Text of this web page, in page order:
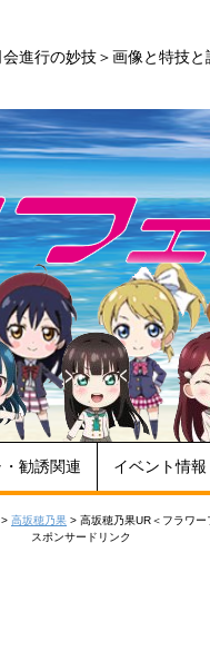
進行の妙技＞画像と特技
・勧誘関連 イベント情報
> 高坂穂乃果 > 高坂穂乃果UR＜フラワ
スポンサードリンク